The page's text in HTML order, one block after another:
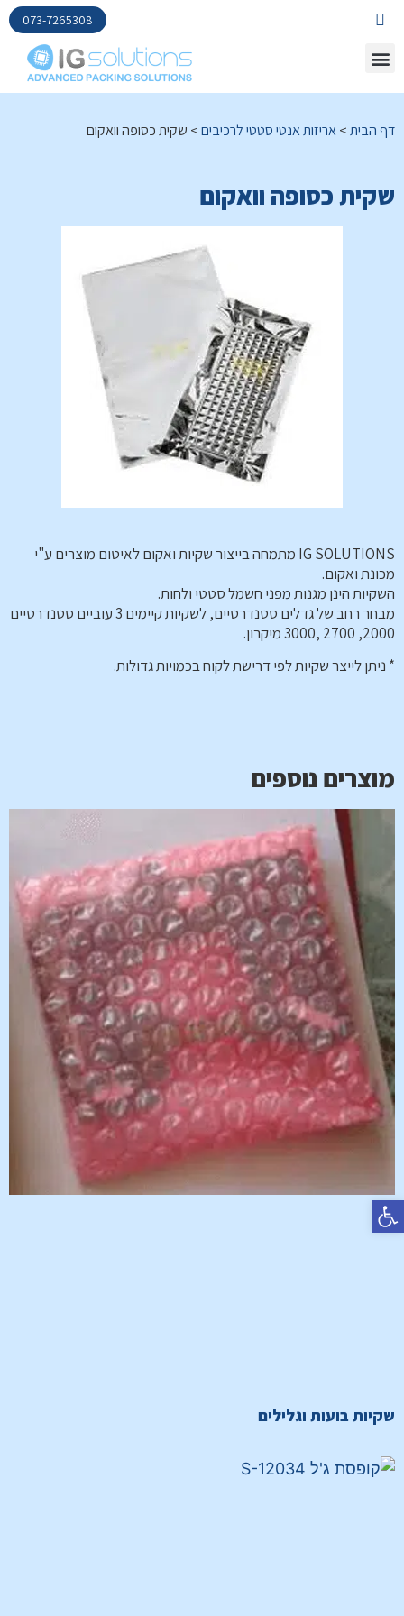
073-7265308
דף הבית>אריזות אנטי סטטי לרכיבים> שקית כסופה וואקום
שקית כסופה וואקום
IG SOLUTIONS מתמחה בייצור שקיות ואקום לאיטום מוצרים ע"י
מכונת ואקום.
השקיות הינן מגנות מפני חשמל סטטי ולחות.
מבחר רחב של גדלים סטנדרטיים, לשקיות קיימים 3 עוביים סטנדרטיים
2000, 2700 ,3000 מיקרון.
* ניתן לייצר שקיות לפי דרישת לקוח בכמויות גדולות.
מוצרים נוספים
שקיות בועות וגלילים
פתח סרגל נגישות